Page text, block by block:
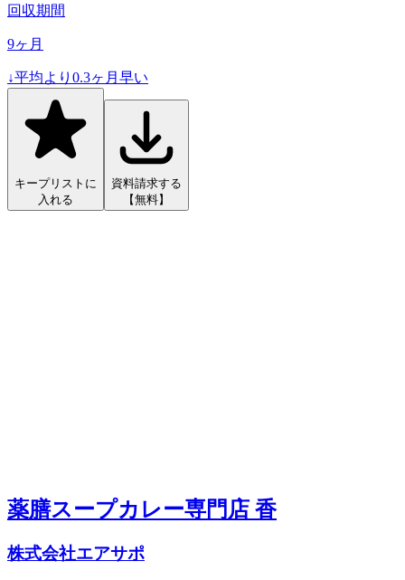
回収期間
9ヶ月
↓平均より 0.3ヶ月早い
キープリストに
入れる
資料請求する
【無料】
薬膳スープカレー専門店 香
株式会社エアサポ